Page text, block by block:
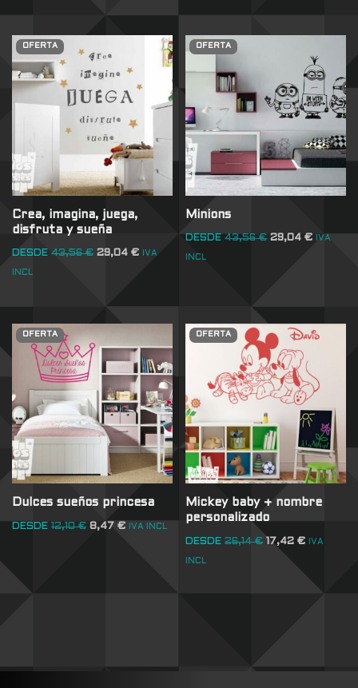
OFERTA
Crea, imagina, juega,
disfruta y sueña
DESDE 43,56€ 29,04 € IVA
INCL
OFERTA
Minions
DESDE 43,56€ 29,04€ IVA
INCL
OFERTA
Dulces sueños princesa
DESDE 12,10€ 8,47 € IVA INCL
OFERTA
Mickey baby + nombre
personalizado
DESDE 26,14€ 17,42€ IVA
INCL